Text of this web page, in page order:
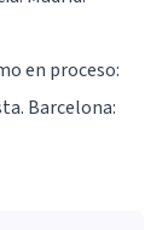
en proceso:
Barcelona: